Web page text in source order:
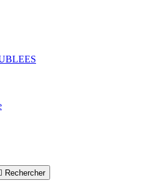
Rechercher